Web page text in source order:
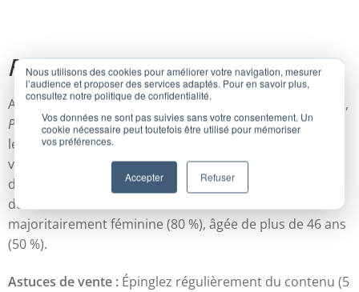
Nous utilisons des cookies pour améliorer votre navigation, mesurer
l’audience et proposer des services adaptés. Pour en savoir plus,
consultez notre politique de confidentialité.
Vos données ne sont pas suivies sans votre consentement. Un
cookie nécessaire peut toutefois être utilisé pour mémoriser
vos préférences.
Accepter Refuser
Pinterest, une audience mûre et féminine
Avec 12,4 millions de visites uniques par mois en France,
Pinterestest un réseau social souvent peu exploité par
les e-commerçants : pourtant, il offre une certaine
visibilité aux beaux produits – que ce soit dans l’univers
de la mode, de la beauté, de la gastronomie ou encore
du tourisme ou de la décoration. L’audience est
majoritairement féminine (80 %), âgée de plus de 46 ans
(50 %).
Astuces de vente : Épinglez régulièrement du contenu (5